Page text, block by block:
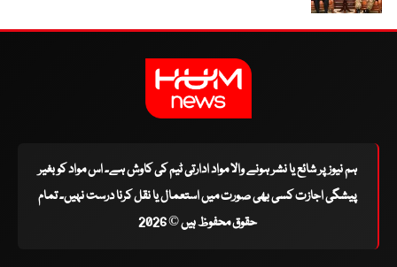
ہم نیوز پر شائع یا نشر ہونے والا مواد ادارتی ٹیم کی کاوش ہے۔ اس مواد کو بغیر
پیشگی اجازت کسی بھی صورت میں استعمال یا نقل کرنا درست نہیں۔ تمام
حقوق محفوظ ہیں © 2026